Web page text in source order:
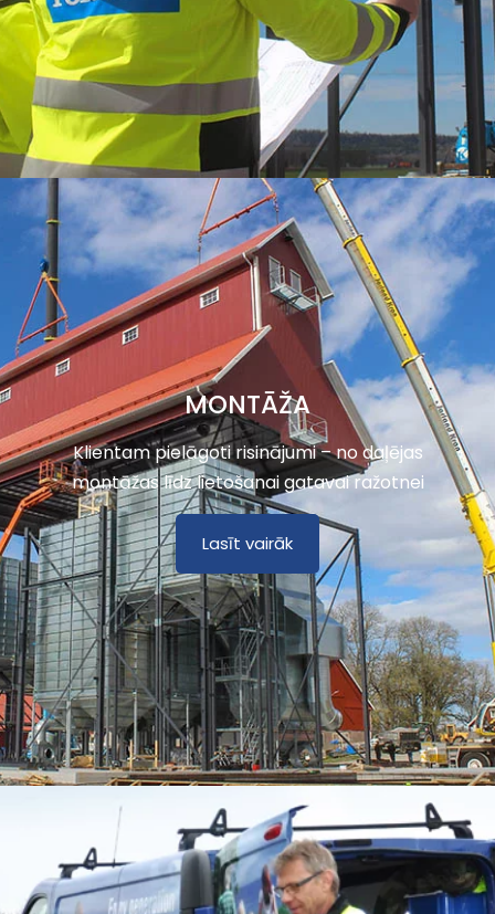
MONTĀŽA
Klientam pielāgoti risinājumi – no daļējas
montāžas līdz lietošanai gatavai ražotnei
Lasīt vairāk